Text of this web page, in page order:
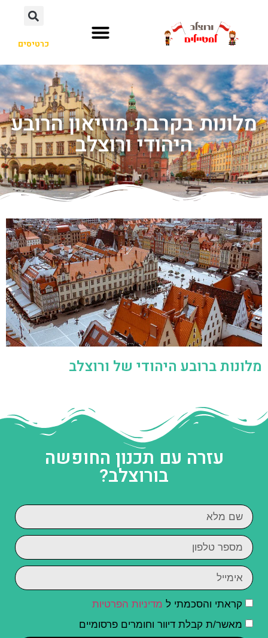
כרטיסים
מלונות בקרבת מוזיאון הרובע
היהודי ורוצלב
מלונות ברובע היהודי של ורוצלב
עזרה עם תכנון החופשה
בורוצלב?
קראתי והסכמתי ל מדיניות הפרטיות
מאשר/ת קבלת דיוור וחומרים פרסומיים